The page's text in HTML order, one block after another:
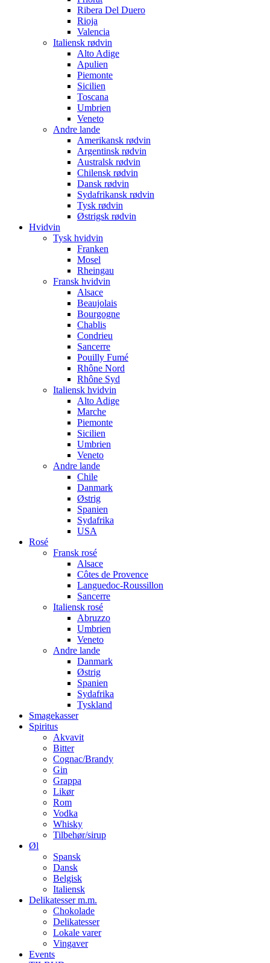
Ribera Del Duero
Rioja
Valencia
Italiensk rødvin
Alto Adige
Apulien
Piemonte
Sicilien
Toscana
Umbrien
Veneto
Andre lande
Amerikansk rødvin
Argentinsk rødvin
Australsk rødvin
Chilensk rødvin
Dansk rødvin
Sydafrikansk rødvin
Tysk rødvin
Østrigsk rødvin
Hvidvin
Tysk hvidvin
Franken
Mosel
Rheingau
Fransk hvidvin
Alsace
Beaujolais
Bourgogne
Chablis
Condrieu
Sancerre
Pouilly Fumé
Rhône Nord
Rhône Syd
Italiensk hvidvin
Alto Adige
Marche
Piemonte
Sicilien
Umbrien
Veneto
Andre lande
Chile
Danmark
Østrig
Spanien
Sydafrika
USA
Rosé
Fransk rosé
Alsace
Côtes de Provence
Languedoc-Roussillon
Sancerre
Italiensk rosé
Abruzzo
Umbrien
Veneto
Andre lande
Danmark
Østrig
Spanien
Sydafrika
Tyskland
Smagekasser
Spiritus
Akvavit
Bitter
Cognac/Brandy
Gin
Grappa
Likør
Rom
Vodka
Whisky
Tilbehør/sirup
Øl
Spansk
Dansk
Belgisk
Italiensk
Delikatesser m.m.
Chokolade
Delikatesser
Lokale varer
Vingaver
Events